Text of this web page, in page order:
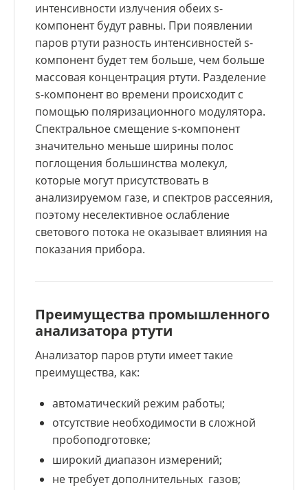
интенсивности излучения обеих s-
компонент будут равны. При появлении
паров ртути разность интенсивностей s-
компонент будет тем больше, чем больше
массовая концентрация ртути. Разделение
s-компонент во времени происходит с
помощью поляризационного модулятора.
Спектральное смещение s-компонент
значительно меньше ширины полос
поглощения большинства молекул,
которые могут присутствовать в
анализируемом газе, и спектров рассеяния,
поэтому неселективное ослабление
светового потока не оказывает влияния на
показания прибора.
Преимущества промышленного
анализатора ртути
Анализатор паров ртути имеет такие
преимущества, как:
автоматический режим работы;
отсутствие необходимости в сложной
пробоподготовке;
широкий диапазон измерений;
не требует дополнительных газов;